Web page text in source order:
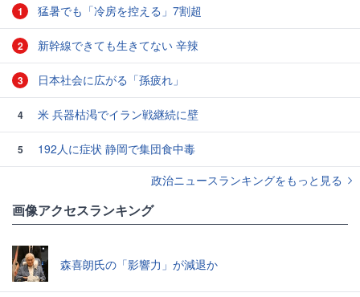
1 猛暑でも「冷房を控える」7割超
2 新幹線できても生きてない 辛辣
3 日本社会に広がる「孫疲れ」
4 米 兵器枯渇でイラン戦継続に壁
5
192人に症状 静岡で集団食中毒
政治ニュースランキングをもっと見る
画像アクセスランキング
森喜朗氏の「影響力」が減退か